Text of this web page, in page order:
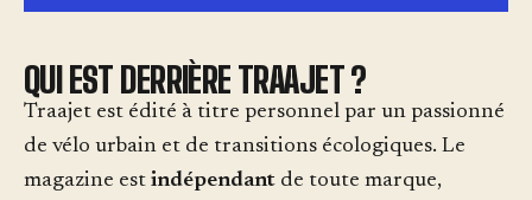
QUI EST DERRIÈRE TRAAJET ?
Traajet est édité à titre personnel par un passionné
de vélo urbain et de transitions écologiques. Le
magazine est indépendant de toute marque,